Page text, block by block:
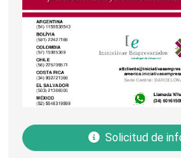
Solicitud de